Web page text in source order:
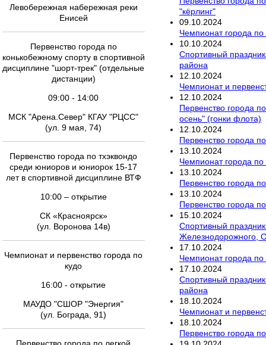
Левобережная набережная реки
Енисей
Первенство города по
конькобежному спорту в спортивной
дисциплине "шорт-трек" (отдельные
дистанции)
09:00 - 14:00
МСК "Арена.Север" КГАУ "РЦСС"
(ул. 9 мая, 74)
Первенство города по тхэквондо
среди юниоров и юниорок 15-17
лет в спортивной дисциплине ВТФ
10:00 – открытие
СК «Красноярск»
(ул. Воронова 14в)
Чемпионат и первенство города по
кудо
16:00 - открытие
МАУДО "СШОР "Энергия"
(ул. Бограда, 91)
"кёрлинг"
09 10 2024
Чемпионат города
10 10 2024
Спортивный
района
12 10 2024
Чемпионат и
12 10 2024
Первенство города
осень" (гонки флота)
12 10 2024
Первенство города
13 10 2024
Чемпионат города
13 10 2024
Первенство города
13 10 2024
Первенство города
15 10 2024
Спортивный
Железнодорожного,
17 10 2024
Чемпионат города по
17 10 2024
Спортивный
района
18 10 2024
Чемпионат и
18 10 2024
Первенство города